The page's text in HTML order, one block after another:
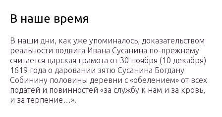
В наше время
В наши дни, как уже упоминалось, доказательством
реальности подвига Ивана Сусанина по-прежнему
считается царская грамота от 30 ноября (10 декабря)
1619 года о даровании зятю Сусанина Богдану
Собинину половины деревни с «обелением» от всех
податей и повинностей «за службу к нам и за кровь,
и за терпение…».